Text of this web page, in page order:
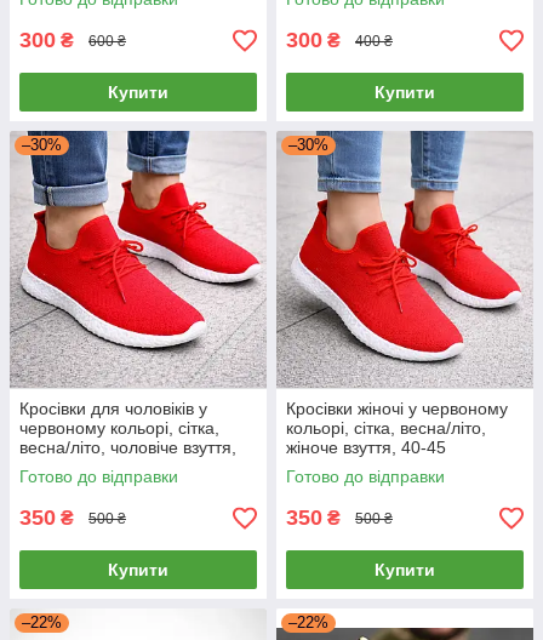
300 ₴ 600 ₴
Купити
300 ₴ 400 ₴
Купити
–30%
Кросівки для чоловіків у
червоному кольорі, сітка,
весна/літо, чоловіче взуття,
45
Готово до відправки
350 ₴ 500 ₴
Купити
–30%
Кросівки жіночі у червоному
кольорі, сітка, весна/літо,
жіноче взуття, 40-45
Готово до відправки
350 ₴ 500 ₴
Купити
–22% –22%